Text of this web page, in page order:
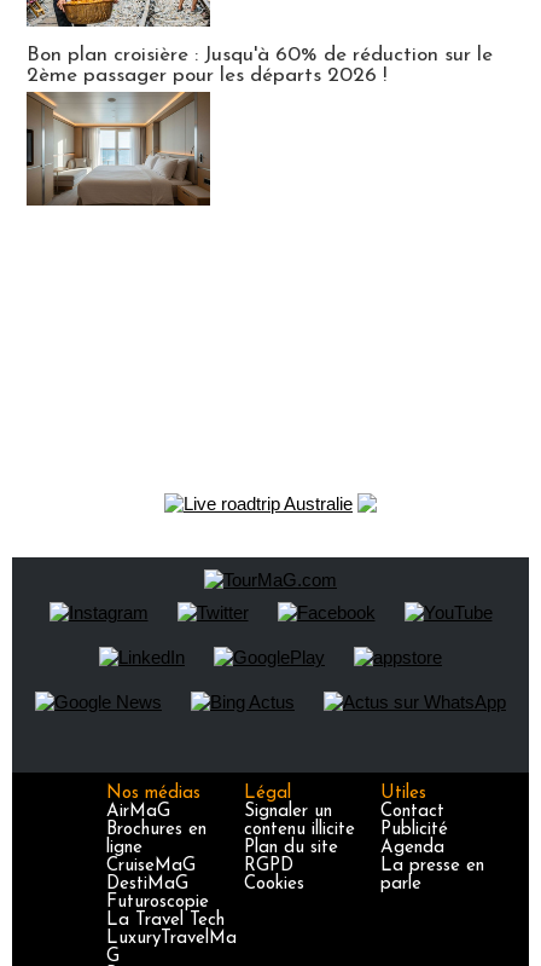
Bon plan croisière : Jusqu'à 60% de réduction sur le
2ème passager pour les départs 2026 !
Nos médias
AirMaG
Brochures en
ligne
CruiseMaG
DestiMaG
Futuroscopie
La Travel Tech
LuxuryTravelMa
G
Légal
Signaler un
contenu illicite
Plan du site
RGPD
Cookies
Utiles
Contact
Publicité
Agenda
La presse en
parle